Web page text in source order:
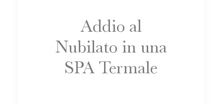
Addio al
Nubilato in una
SPA Termale